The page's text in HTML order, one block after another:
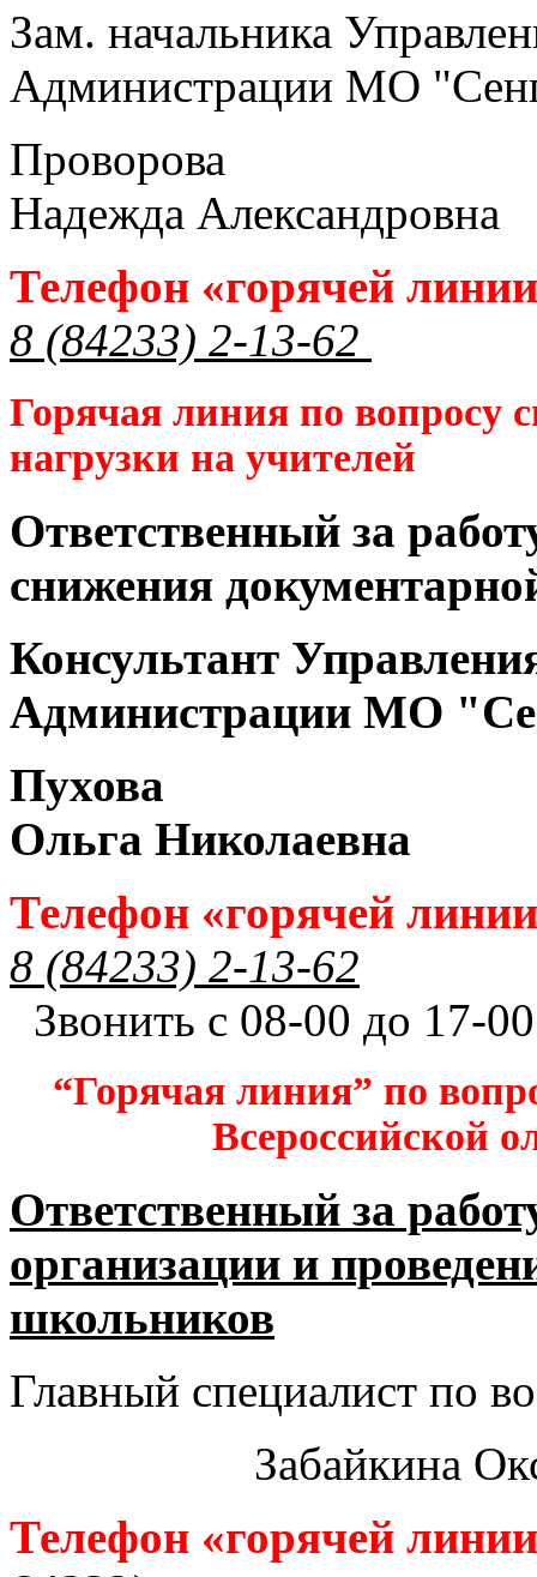
Зам. начальника
Администрации МО
Проворова
Надежда Александровна
Телефон «горячей
8 (84233) 2-13-62
Горячая линия по вопросу
нагрузки на учителей
Ответственный за
снижения
Консультант
Администрации МО
Пухова
Ольга Николаевна
Телефон «горячей
8 (84233) 2-13-62
Звонить с 08-00 до 17-
“Горячая линия” по
Всероссийской
Ответственный за
организации и
школьников​
Главный специалист по
Забайкина
Телефон «горячей